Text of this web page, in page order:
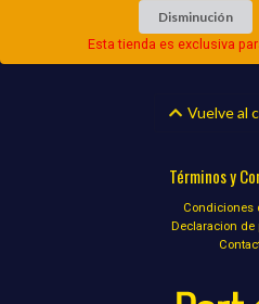
Disminución
Esta tienda es exclusiva
Vuelve al
Términos y
Condiciones
Declaracion de